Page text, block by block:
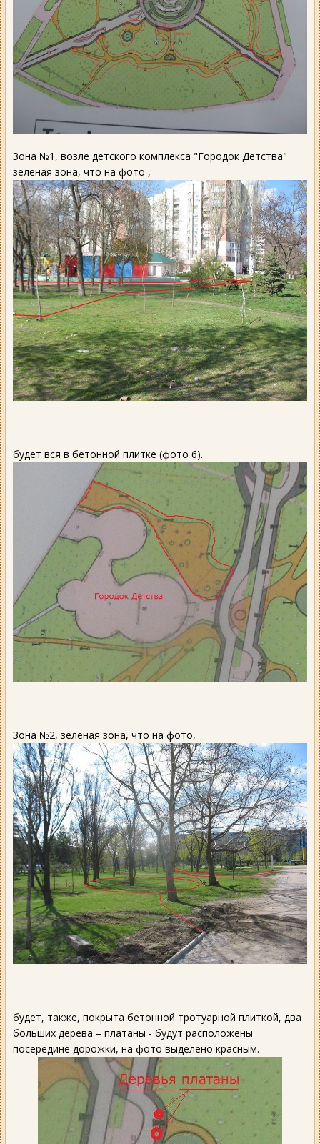
Зона №1, возле детского комплекса "Городок Детства"
зеленая зона, что на фото ,
будет вся в бетонной плитке (фото 6).
Зона №2, зеленая зона, что на фото,
будет, также, покрыта бетонной тротуарной плиткой, два
больших дерева – платаны - будут расположены
посередине дорожки, на фото выделено красным.